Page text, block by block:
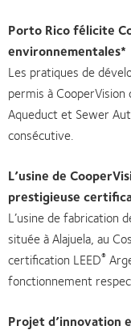
Porto Rico félicite
environnementales*
Les pratiques de
permis à
Aqueduct et Sewer
consécutive.
L’usine de
prestigieuse
L’usine de fabrication
située à Alajuela, au
certification LEED®
fonctionnement
Projet d’innovation